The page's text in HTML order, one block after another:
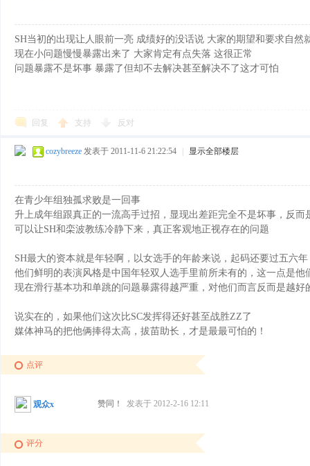
SH当初的出现让人眼前一亮 成绩好的没话说 大家的期望和要求自然
现在小问题慢慢暴露出来了 大家肯定有点失落 这很正常
问题暴露不是坏事 暴露了但却不去解决甚至解决不了这才可怕
回复 支持 反对
cozybreeze 发表于 2011-11-6 21:22:54 显示全部楼层
在青少年组独孤求败是一回事
升上成年组跟真正的一流高手过招，显现出差距完全不是坏事，反而
可以让SH和栾波教练冷静下来，真正客观地正视存在的问题
SH最大的资本就是年轻啊，以女选手的年龄来说，起码还要过五六
他们鲜明的表演风格是中国年轻双人选手里前所未有的，这一点是他
现在滑行基本功和单跳的问题暴露得越严重，对他们而言反而是越好
说实在的，如果他们这次比SC发挥得还好甚至战胜ZZ了
媒体神马的把他俩捧得太高，拔苗助长，才是最最可怕的！
点评
观众x 赞同！ 发表于 2012-2-16 12:11
评分